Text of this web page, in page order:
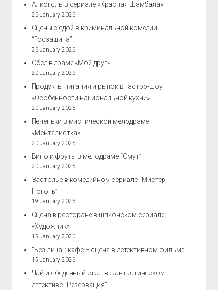
Алкоголь в сериале «Красная Шамбала»
26 January 2026
Сцены с едой в криминальной комедии
“Госзащита”
26 January 2026
Обед в драме «Мой друг»
20 January 2026
Продукты питания и рынок в гастро-шоу
«Особенности национальной кухни»
20 January 2026
Печеньки в мистической мелодраме
«Менталистка»
20 January 2026
Вино и фруты в мелодраме “Омут”
20 January 2026
Застолье в комедийном сериале “Мистер
Ноготь”
19 January 2026
Сцена в ресторане в шпионском сериале
«Художник»
15 January 2026
“Без лица”: кафе – сцена в детективном фильме
15 January 2026
Чай и обеденный стол в фантастическом
детективе “Резервация”